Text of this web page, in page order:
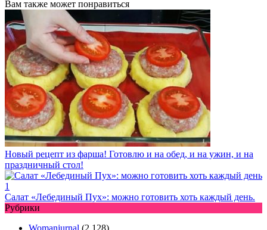
Вам также может понравиться
Новый рецепт из фарша! Готовлю и на обед, и на ужин, и на
праздничный стол!
Салат «Лебединый Пух»: можно готовить хоть каждый день.
Рубрики
Womanjurnal (2 128)